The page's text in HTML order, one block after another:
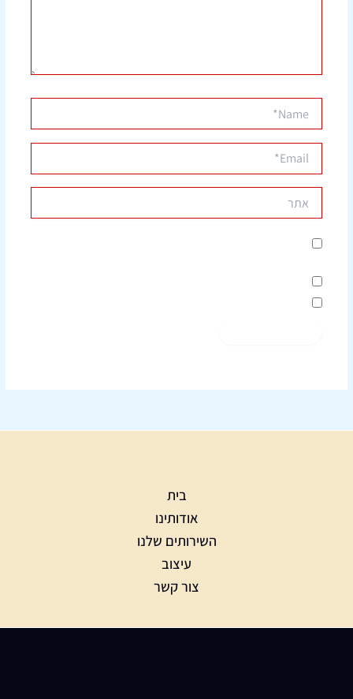
Email*
הודע לי על תגובות נוספות באמצעות האימייל.
הודע לי על פוסטים חדשים באמצעות האימייל.
בית
אודותינו
השירותים שלנו
עיצוב
צור קשר